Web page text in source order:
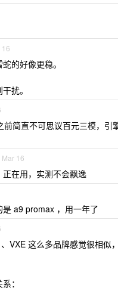
16
的好像更稳。
扰。
前简直不可思议百元三模，引
Mar 16
正在用，实测不会飘逸
是 a9 promax ，用一年了
VXE 这么多品牌感觉很相似
：